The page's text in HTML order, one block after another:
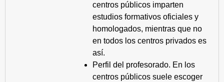
centros públicos imparten
estudios formativos oficiales y
homologados, mientras que no
en todos los centros privados es
así.
Perfil del profesorado. En los
centros públicos suele escoger